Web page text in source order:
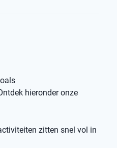
hieronder onze
zitten snel vol in